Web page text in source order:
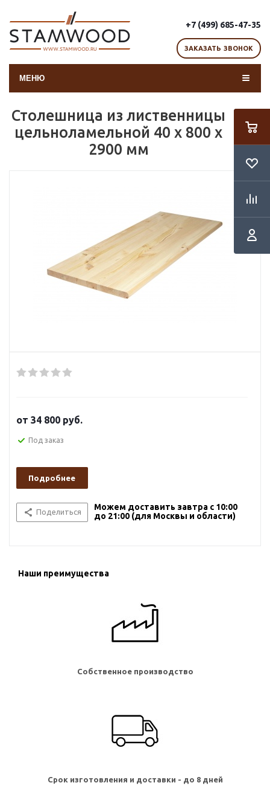
+7 (499) 685-47-35
ЗАКАЗАТЬ ЗВОНОК
МЕНЮ
Столешница из лиственницы
цельноламельной 40 х 800 х
2900 мм
от 34 800 руб.
Под заказ
Подробнее
Поделиться
Можем доставить завтра с 10:00
до 21:00 (для Москвы и области)
Наши преимущества
Собственное производство
Срок изготовления и доставки - до 8 дней